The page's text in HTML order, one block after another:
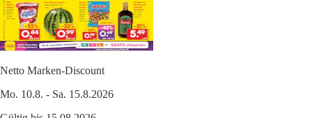
Netto Marken-Discount
Mo. 10.8. - Sa. 15.8.2026